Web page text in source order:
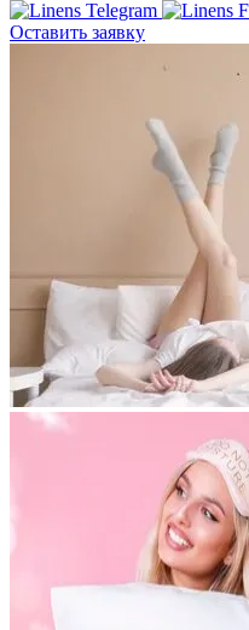
Оставить заявку